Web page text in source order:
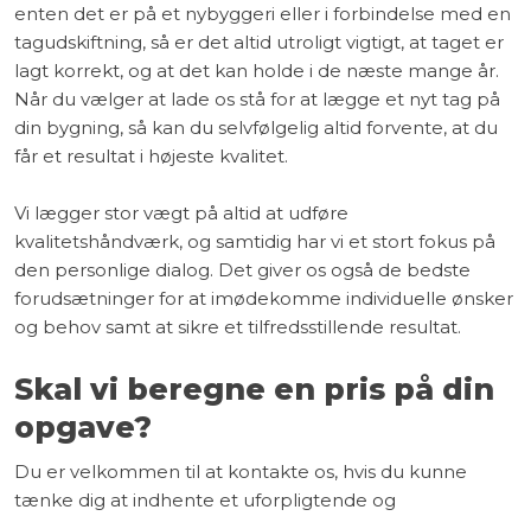
enten det er på et nybyggeri eller i forbindelse med en
tagudskiftning, så er det altid utroligt vigtigt, at taget er
lagt korrekt, og at det kan holde i de næste mange år.
Når du vælger at lade os stå for at lægge et nyt tag på
din bygning, så kan du selvfølgelig altid forvente, at du
får et resultat i højeste kvalitet.
Vi lægger stor vægt på altid at udføre
kvalitetshåndværk, og samtidig har vi et stort fokus på
den personlige dialog. Det giver os også de bedste
forudsætninger for at imødekomme individuelle ønsker
og behov samt at sikre et tilfredsstillende resultat.
Skal vi beregne en pris på din
opgave?
Du er velkommen til at kontakte os, hvis du kunne
tænke dig at indhente et uforpligtende og